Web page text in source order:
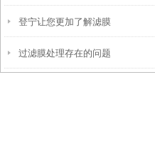
器？
登宁让您更加了解滤膜
过滤膜处理存在的问题